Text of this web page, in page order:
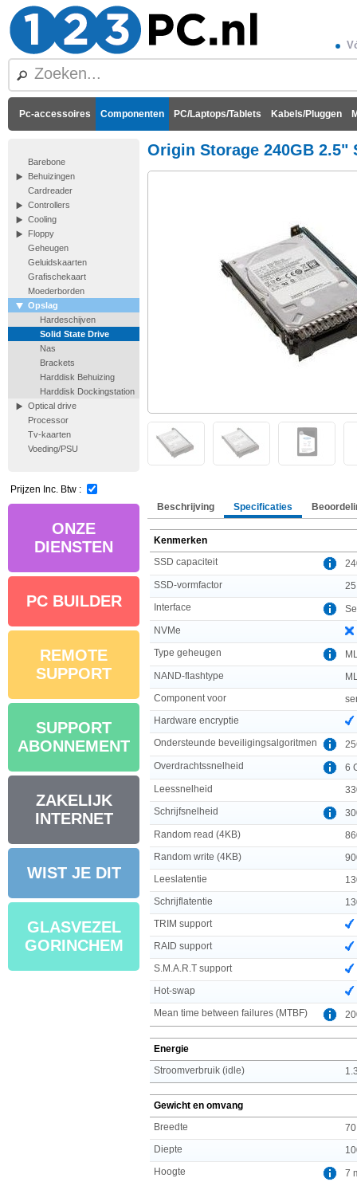
Pc-accessoires Componenten PC/Laptops/Tablets Kabels/Pluggen
Barebone
Behuizingen
Cardreader
Controllers
Cooling
Floppy
Geheugen
Geluidskaarten
Grafischekaart
Moederborden
Opslag
Hardeschijven
Solid State Drive
Nas
Brackets
Harddisk Behuizing
Harddisk Dockingstation
Optical drive
Processor
Tv-kaarten
Voeding/PSU
Prijzen Inc. Btw :
ONZE
DIENSTEN
PC BUILDER
REMOTE
SUPPORT
SUPPORT
ABONNEMENT
ZAKELIJK
INTERNET
WIST JE DIT
GLASVEZEL
GORINCHEM
Origin Storage 240GB 2.5"
Beschrijving Specificaties
Kenmerken
SSD capaciteit
SSD-vormfactor
25
Interface
NVMe
Type geheugen
NAND-flashtype
Component voor
Hardware encryptie
Ondersteunde beveiligingsalgoritmen
Overdrachtssnelheid
6
Leessnelheid
Schrijfsnelheid
Random read (4KB)
Random write (4KB)
Leeslatentie
Schrijflatentie
TRIM support
RAID support
S.M.A.R.T support
Hot-swap
Mean time between failures (MTBF)
Energie
Stroomverbruik (idle)
Gewicht en omvang
Breedte
Diepte
Hoogte
7